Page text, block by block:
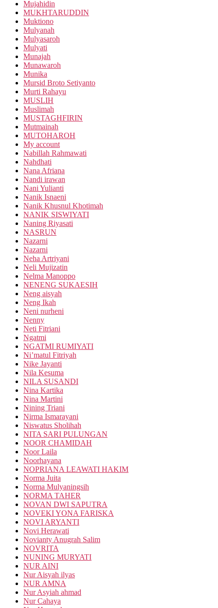
Mujahidin
MUKHTARUDDIN
Muktiono
Mulyanah
Mulyasaroh
Mulyati
Munajah
Munawaroh
Munika
Mursid Broto Setiyanto
Murti Rahayu
MUSLIH
Muslimah
MUSTAGHFIRIN
Mutmainah
MUTOHAROH
My account
Nabillah Rahmawati
Nahdhati
Nana Afriana
Nandi irawan
Nani Yulianti
Nanik Isnaeni
Nanik Khusnul Khotimah
NANIK SISWIYATI
Naning Riyasati
NASRUN
Nazarni
Nazarni
Neha Artriyani
Neli Mujizatin
Nelma Manoppo
NENENG SUKAESIH
Neng aisyah
Neng Ikah
Neni nurheni
Nenny
Neti Fitriani
Ngatmi
NGATMI RUMIYATI
Ni’matul Fitriyah
Nike Jayanti
Nila Kesuma
NILA SUSANDI
Nina Kartika
Nina Martini
Nining Triani
Nirma Ismarayani
Niswatus Sholihah
NITA SARI PULUNGAN
NOOR CHAMIDAH
Noor Laila
Noorhayana
NOPRIANA LEAWATI HAKIM
Norma Juita
Norma Mulyaningsih
NORMA TAHER
NOVAN DWI SAPUTRA
NOVEKI YONA FARISKA
NOVI ARYANTI
Novi Herawati
Novianty Anugrah Salim
NOVRITA
NUNING MURYATI
NUR AINI
Nur Aisyah ilyas
NUR AMNA
Nur Asyiah ahmad
Nur Cahaya